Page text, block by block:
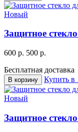
Новый
Защитное
600 р. 500 р.
Бесплатная доставка
В корзину Купить в
Новый
Защитное